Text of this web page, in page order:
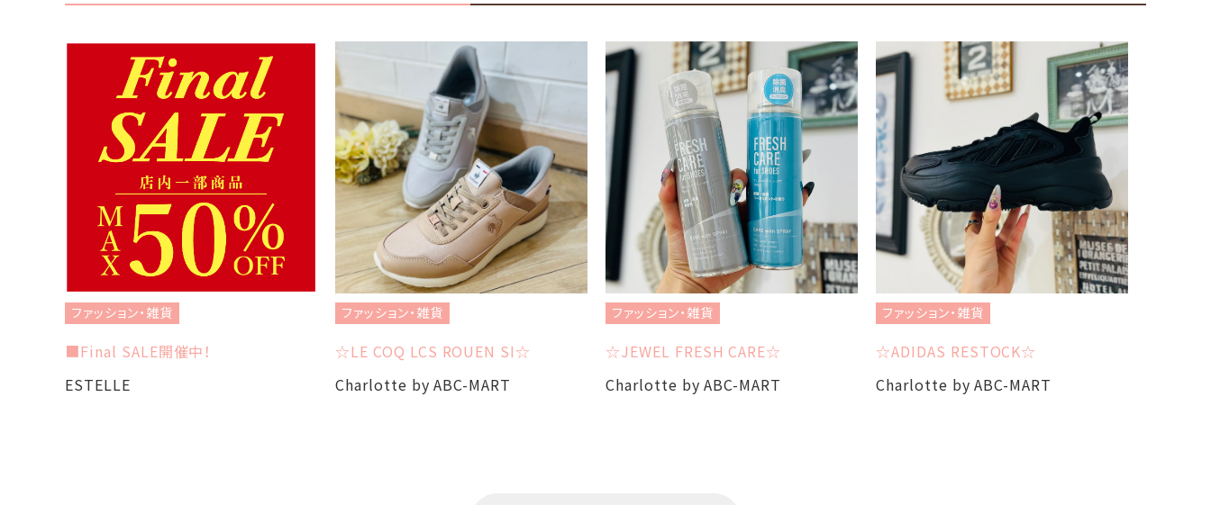
ファッション・雑貨
■Final SALE開催中！
ESTELLE
ファッション・雑貨
☆LE COQ LCS ROUEN SI☆
Charlotte by ABC-MART
ファッション・雑貨
☆JEWEL FRESH CARE☆
Charlotte by ABC-MART
ファッション・雑貨
☆ADIDAS RESTOCK☆
Charlotte by ABC-MART